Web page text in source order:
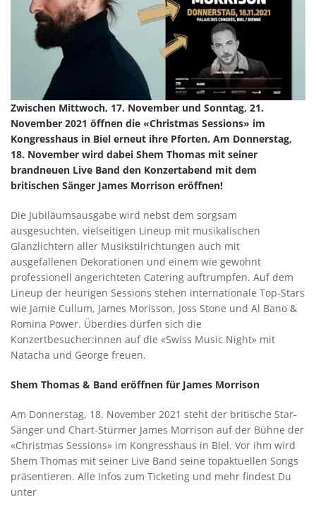
Zwischen Mittwoch, 17. November und Sonntag, 21.
November 2021 öffnen die «Christmas Sessions» im
Kongresshaus in Biel erneut ihre Pforten. Am Donnerstag,
18. November wird dabei Shem Thomas mit seiner
brandneuen Live Band den Konzertabend mit dem
britischen Sänger James Morrison eröffnen!
Die Jubiläumsausgabe wird nebst dem sorgsam
ausgesuchten, vielseitigen Lineup mit musikalischen
Glanzlichtern aller Musikstilrichtungen auch mit
ausgefallenen Dekorationen und einem wie gewohnt
professionell angerichteten Catering auftrumpfen. Auf dem
Lineup der heurigen Sessions stehen internationale Top-Stars
wie Jamie Cullum, James Morisson, Joss Stone und Al Bano &
Romina Power. Überdies dürfen sich die
Konzertbesucher:innen auf die «Swiss Music Night» mit
Natacha und George freuen.
Shem Thomas & Band eröffnen für James Morrison
Am Donnerstag, 18. November 2021 steht der britische Star-
Sänger und Chart-Stürmer James Morrison auf der Bühne der
«Christmas Sessions» im Kongresshaus in Biel. Vor ihm wird
Shem Thomas mit seiner Live Band seine topaktuellen Songs
präsentieren. Alle Infos zum Ticketing und mehr findest Du
unter